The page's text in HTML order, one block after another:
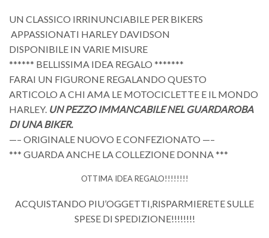
UN CLASSICO IRRINUNCIABILE PER BIKERS
APPASSIONATI HARLEY DAVIDSON
DISPONIBILE IN VARIE MISURE
****** BELLISSIMA IDEA REGALO *******
FARAI UN FIGURONE REGALANDO QUESTO
ARTICOLO A CHI AMA LE MOTOCICLETTE E IL MONDO
HARLEY. UN PEZZO IMMANCABILE NEL GUARDAROBA
DI UNA BIKER.
—– ORIGINALE NUOVO E CONFEZIONATO —–
*** GUARDA ANCHE LA COLLEZIONE DONNA ***
OTTIMA IDEA REGALO!!!!!!!!
ACQUISTANDO PIU’OGGETTI,RISPARMIERETE SULLE
SPESE DI SPEDIZIONE!!!!!!!!